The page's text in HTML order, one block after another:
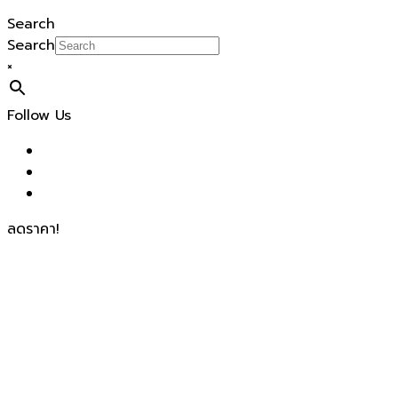
Search
Search
×
Follow Us
ลดราคา!